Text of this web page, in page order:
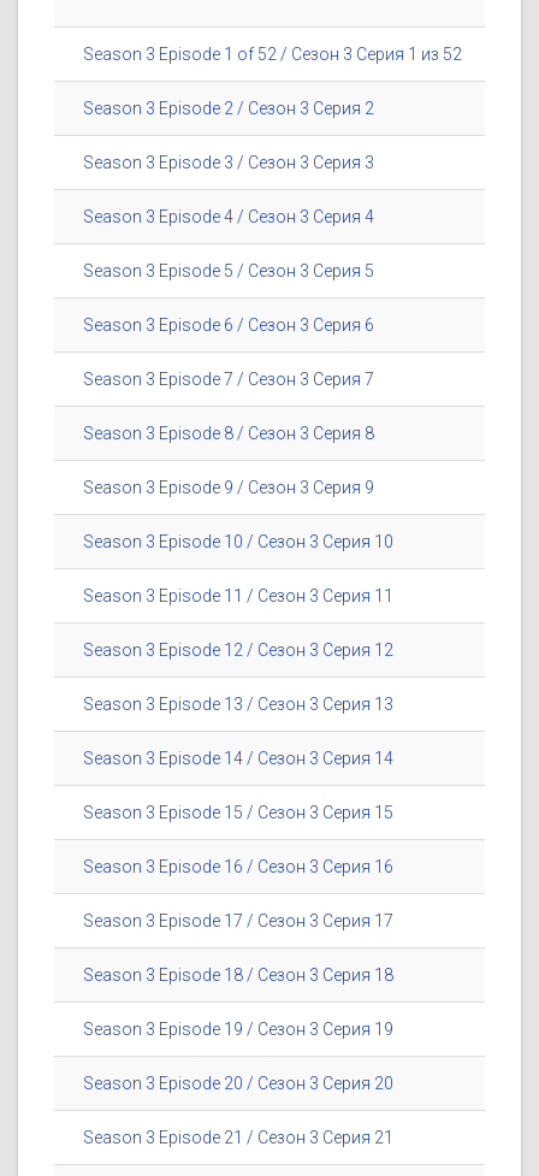
Season 3 Episode 1 of 52 / Сезон 3 Серия 1 из 52
Season 3 Episode 2 / Сезон 3 Серия 2
Season 3 Episode 3 / Сезон 3 Серия 3
Season 3 Episode 4 / Сезон 3 Серия 4
Season 3 Episode 5 / Сезон 3 Серия 5
Season 3 Episode 6 / Сезон 3 Серия 6
Season 3 Episode 7 / Сезон 3 Серия 7
Season 3 Episode 8 / Сезон 3 Серия 8
Season 3 Episode 9 / Сезон 3 Серия 9
Season 3 Episode 10 / Сезон 3 Серия 10
Season 3 Episode 11 / Сезон 3 Серия 11
Season 3 Episode 12 / Сезон 3 Серия 12
Season 3 Episode 13 / Сезон 3 Серия 13
Season 3 Episode 14 / Сезон 3 Серия 14
Season 3 Episode 15 / Сезон 3 Серия 15
Season 3 Episode 16 / Сезон 3 Серия 16
Season 3 Episode 17 / Сезон 3 Серия 17
Season 3 Episode 18 / Сезон 3 Серия 18
Season 3 Episode 19 / Сезон 3 Серия 19
Season 3 Episode 20 / Сезон 3 Серия 20
Season 3 Episode 21 / Сезон 3 Серия 21